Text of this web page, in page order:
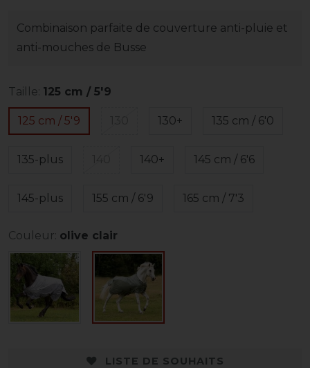
Combinaison parfaite de couverture anti-pluie et
anti-mouches de Busse
Taille: 125 cm / 5'9
125 cm / 5'9 130+ 135 cm / 6'0
135-plus 140+ 145 cm / 6'6
145-plus 155 cm / 6'9 165 cm / 7'3
Couleur: olive clair
LISTE DE SOUHAITS